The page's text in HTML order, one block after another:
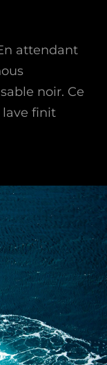
attendant
noir. Ce
lave finit